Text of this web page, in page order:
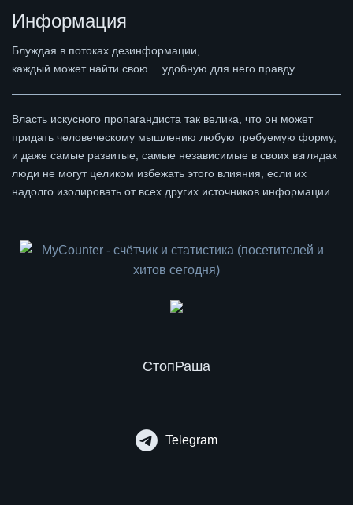
Информация
Блуждая в потоках дезинформации,
каждый может найти свою… удобную для него правду.
Власть искусного пропагандиста так велика, что он может
придать человеческому мышлению любую требуемую форму,
и даже самые развитые, самые независимые в своих взглядах
люди не могут целиком избежать этого влияния, если их
надолго изолировать от всех других источников информации.
СтопРаша
Telegram